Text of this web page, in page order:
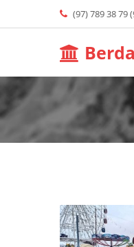
(97) 789 38 79